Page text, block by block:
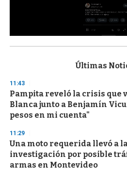
s
d
s
o
f
3
s
e
c
o
n
Últimas
11:43
Pampita reveló la crisis que
Blanca junto a Benjamín
pesos en mi cuenta"
11:29
Una moto requerida llevó a
investigación por posible
armas en Montevideo